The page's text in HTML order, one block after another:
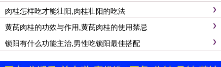
肉桂怎样吃才能壮阳,肉桂壮阳的吃法
黄芪肉桂的功效与作用,黄芪肉桂的使用禁忌
锁阳有什么功能主治,男性吃锁阳最佳搭配